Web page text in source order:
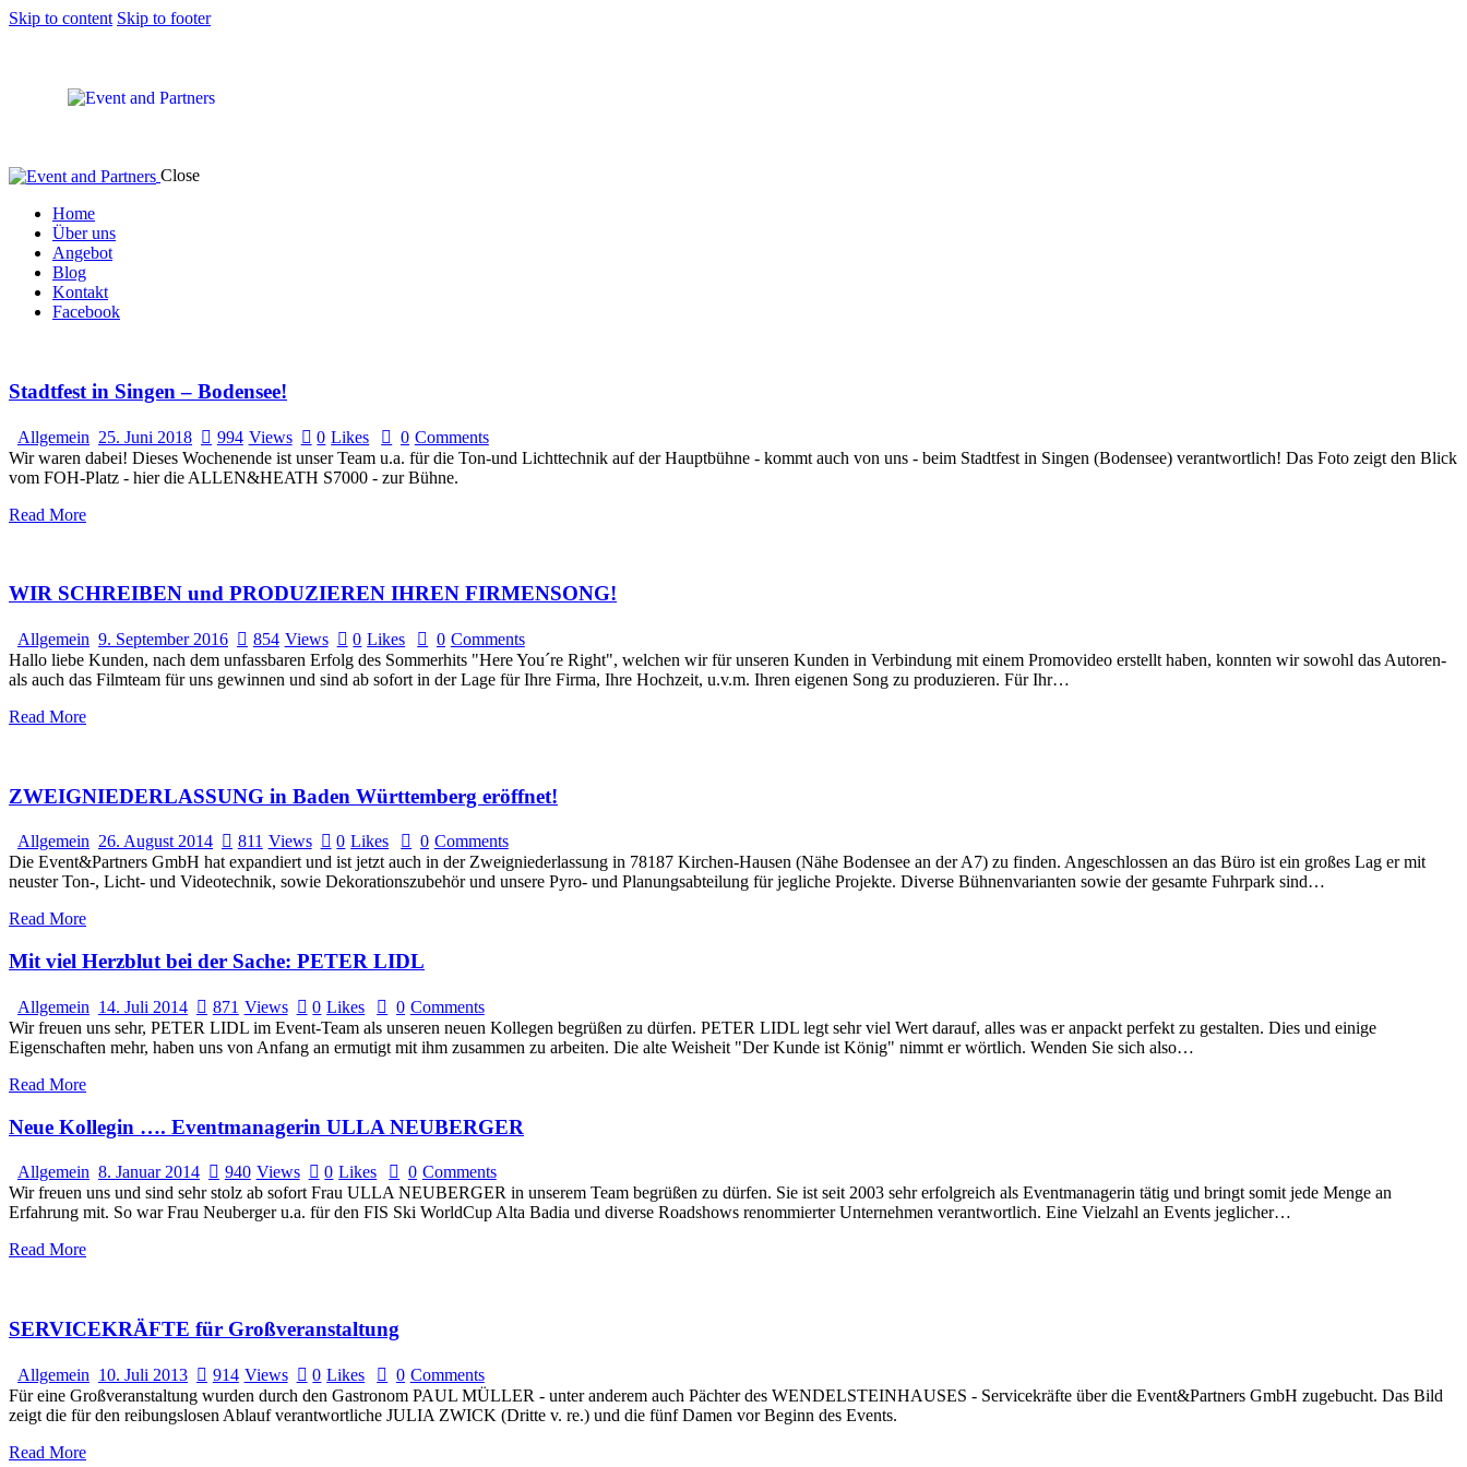
Skip to content Skip to footer
Close
Home
Über uns
Angebot
Blog
Kontakt
Facebook
Stadtfest in Singen – Bodensee!
Allgemein 25. Juni 2018 994 Views 0 Likes 0 Comments
Wir waren dabei! Dieses Wochenende ist unser Team u.a. für die Ton-und Lichttechnik auf der Hauptbühne - kommt auch von uns - beim Stadtfest in Singen (Bodensee) verantwortlich! Das Foto zeigt den Blick
vom FOH-Platz - hier die ALLEN&HEATH S7000 - zur Bühne.
Read More
WIR SCHREIBEN und PRODUZIEREN IHREN FIRMENSONG!
Allgemein 9. September 2016 854 Views 0 Likes 0 Comments
Hallo liebe Kunden, nach dem unfassbaren Erfolg des Sommerhits "Here You´re Right", welchen wir für unseren Kunden in Verbindung mit einem Promovideo erstellt haben, konnten wir sowohl das Autoren-
als auch das Filmteam für uns gewinnen und sind ab sofort in der Lage für Ihre Firma, Ihre Hochzeit, u.v.m. Ihren eigenen Song zu produzieren. Für Ihr…
Read More
ZWEIGNIEDERLASSUNG in Baden Württemberg eröffnet!
Allgemein 26. August 2014 811 Views 0 Likes 0 Comments
Die Event&Partners GmbH hat expandiert und ist jetzt auch in der Zweigniederlassung in 78187 Kirchen-Hausen (Nähe Bodensee an der A7) zu finden. Angeschlossen an das Büro ist ein großes Lag er mit
neuster Ton-, Licht- und Videotechnik, sowie Dekorationszubehör und unsere Pyro- und Planungsabteilung für jegliche Projekte. Diverse Bühnenvarianten sowie der gesamte Fuhrpark sind…
Read More
Mit viel Herzblut bei der Sache: PETER LIDL
Allgemein 14. Juli 2014 871 Views 0 Likes 0 Comments
Wir freuen uns sehr, PETER LIDL im Event-Team als unseren neuen Kollegen begrüßen zu dürfen. PETER LIDL legt sehr viel Wert darauf, alles was er anpackt perfekt zu gestalten. Dies und einige
Eigenschaften mehr, haben uns von Anfang an ermutigt mit ihm zusammen zu arbeiten. Die alte Weisheit "Der Kunde ist König" nimmt er wörtlich. Wenden Sie sich also…
Read More
Neue Kollegin …. Eventmanagerin ULLA NEUBERGER
Allgemein 8. Januar 2014 940 Views 0 Likes 0 Comments
Wir freuen uns und sind sehr stolz ab sofort Frau ULLA NEUBERGER in unserem Team begrüßen zu dürfen. Sie ist seit 2003 sehr erfolgreich als Eventmanagerin tätig und bringt somit jede Menge an
Erfahrung mit. So war Frau Neuberger u.a. für den FIS Ski WorldCup Alta Badia und diverse Roadshows renommierter Unternehmen verantwortlich. Eine Vielzahl an Events jeglicher…
Read More
SERVICEKRÄFTE für Großveranstaltung
Allgemein 10. Juli 2013 914 Views 0 Likes 0 Comments
Für eine Großveranstaltung wurden durch den Gastronom PAUL MÜLLER - unter anderem auch Pächter des WENDELSTEINHAUSES - Servicekräfte über die Event&Partners GmbH zugebucht. Das Bild
zeigt die für den reibungslosen Ablauf verantwortliche JULIA ZWICK (Dritte v. re.) und die fünf Damen vor Beginn des Events.
Read More